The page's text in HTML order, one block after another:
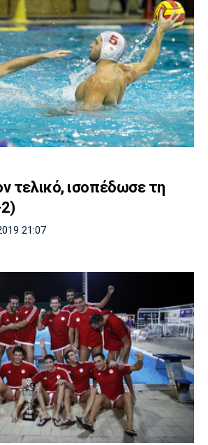
τελικό, ισοπέδωσε τη
21:07